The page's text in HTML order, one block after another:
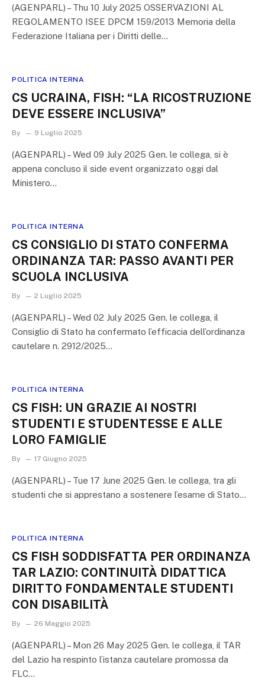
(AGENPARL) – Thu 10 July 2025 OSSERVAZIONI AL
REGOLAMENTO ISEE DPCM 159/2013 Memoria della
Federazione Italiana per i Diritti delle…
POLITICA INTERNA
CS UCRAINA, FISH: “LA RICOSTRUZIONE
DEVE ESSERE INCLUSIVA”
By 9 Luglio 2025
(AGENPARL) – Wed 09 July 2025 Gen. le collega, si è
appena concluso il side event organizzato oggi dal
Ministero…
POLITICA INTERNA
CS CONSIGLIO DI STATO CONFERMA
ORDINANZA TAR: PASSO AVANTI PER
SCUOLA INCLUSIVA
By 2 Luglio 2025
(AGENPARL) – Wed 02 July 2025 Gen. le collega, il
Consiglio di Stato ha confermato l’efficacia dell’ordinanza
cautelare n. 2912/2025…
POLITICA INTERNA
CS FISH: UN GRAZIE AI NOSTRI
STUDENTI E STUDENTESSE E ALLE
LORO FAMIGLIE
By 17 Giugno 2025
(AGENPARL) – Tue 17 June 2025 Gen. le collega, tra gli
studenti che si apprestano a sostenere l’esame di Stato…
POLITICA INTERNA
CS FISH SODDISFATTA PER ORDINANZA
TAR LAZIO: CONTINUITÀ DIDATTICA
DIRITTO FONDAMENTALE STUDENTI
CON DISABILITÀ
By 26 Maggio 2025
(AGENPARL) – Mon 26 May 2025 Gen. le collega, il TAR
del Lazio ha respinto l’istanza cautelare promossa da
FLC…